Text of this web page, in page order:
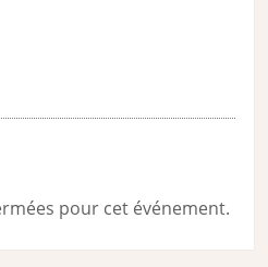
pour cet événement.